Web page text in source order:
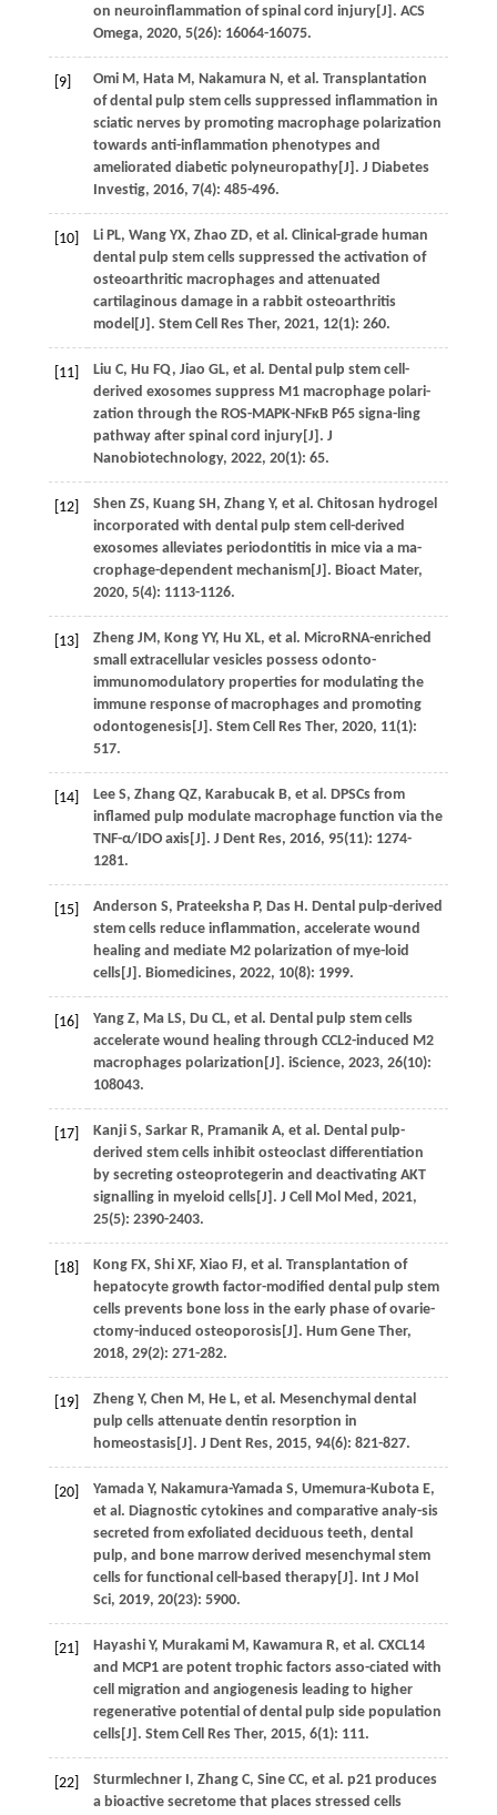
on neuroinflammation of spinal cord injury[J]. ACS
Omega, 2020, 5(26): 16064-16075.
[9] Omi M, Hata M, Nakamura N, et al. Transplantation
of dental pulp stem cells suppressed inflammation in
sciatic nerves by promoting macrophage polarization
towards anti-inflammation phenotypes and
ameliorated diabetic polyneuropathy[J]. J Diabetes
Investig, 2016, 7(4): 485-496.
[10] Li PL, Wang YX, Zhao ZD, et al. Clinical-grade human
dental pulp stem cells suppressed the activation of
osteoarthritic macrophages and attenuated
cartilaginous damage in a rabbit osteoarthritis
model[J]. Stem Cell Res Ther, 2021, 12(1): 260.
[11] Liu C, Hu FQ, Jiao GL, et al. Dental pulp stem cell-
derived exosomes suppress M1 macrophage polari-
zation through the ROS-MAPK-NFκB P65 signa-ling
pathway after spinal cord injury[J]. J
Nanobiotechnology, 2022, 20(1): 65.
[12] Shen ZS, Kuang SH, Zhang Y, et al. Chitosan hydrogel
incorporated with dental pulp stem cell-derived
exosomes alleviates periodontitis in mice via a ma-
crophage-dependent mechanism[J]. Bioact Mater,
2020, 5(4): 1113-1126.
[13] Zheng JM, Kong YY, Hu XL, et al. MicroRNA-enriched
small extracellular vesicles possess odonto-
immunomodulatory properties for modulating the
immune response of macrophages and promoting
odontogenesis[J]. Stem Cell Res Ther, 2020, 11(1):
517.
[14] Lee S, Zhang QZ, Karabucak B, et al. DPSCs from
inflamed pulp modulate macrophage function via the
TNF-α/IDO axis[J]. J Dent Res, 2016, 95(11): 1274-
1281.
[15] Anderson S, Prateeksha P, Das H. Dental pulp-derived
stem cells reduce inflammation, accelerate wound
healing and mediate M2 polarization of mye-loid
cells[J]. Biomedicines, 2022, 10(8): 1999.
[16] Yang Z, Ma LS, Du CL, et al. Dental pulp stem cells
accelerate wound healing through CCL2-induced M2
macrophages polarization[J]. iScience, 2023, 26(10):
108043.
[17] Kanji S, Sarkar R, Pramanik A, et al. Dental pulp-
derived stem cells inhibit osteoclast differentiation
by secreting osteoprotegerin and deactivating AKT
signalling in myeloid cells[J]. J Cell Mol Med, 2021,
25(5): 2390-2403.
[18] Kong FX, Shi XF, Xiao FJ, et al. Transplantation of
hepatocyte growth factor-modified dental pulp stem
cells prevents bone loss in the early phase of ovarie-
ctomy-induced osteoporosis[J]. Hum Gene Ther,
2018, 29(2): 271-282.
[19] Zheng Y, Chen M, He L, et al. Mesenchymal dental
pulp cells attenuate dentin resorption in
homeostasis[J]. J Dent Res, 2015, 94(6): 821-827.
[20] Yamada Y, Nakamura-Yamada S, Umemura-Kubota E,
et al. Diagnostic cytokines and comparative analy-sis
secreted from exfoliated deciduous teeth, dental
pulp, and bone marrow derived mesenchymal stem
cells for functional cell-based therapy[J]. Int J Mol
Sci, 2019, 20(23): 5900.
[21] Hayashi Y, Murakami M, Kawamura R, et al. CXCL14
and MCP1 are potent trophic factors asso-ciated with
cell migration and angiogenesis leading to higher
regenerative potential of dental pulp side population
cells[J]. Stem Cell Res Ther, 2015, 6(1): 111.
[22] Sturmlechner I, Zhang C, Sine CC, et al. p21 produces
a bioactive secretome that places stressed cells